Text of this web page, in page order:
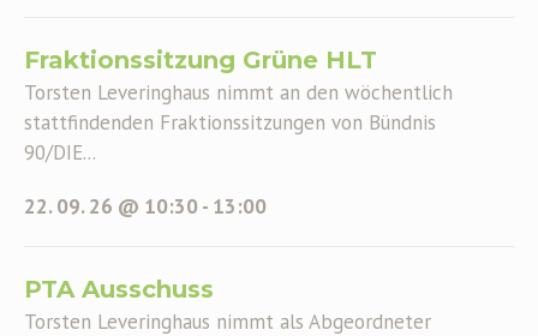
Fraktionssitzung Grüne HLT
Torsten Leveringhaus nimmt an den wöchentlich
stattfindenden Fraktionssitzungen von Bündnis
90/DIE...
22. 09. 26 @ 10:30- 13:00
PTA Ausschuss
Torsten Leveringhaus nimmt als Abgeordneter